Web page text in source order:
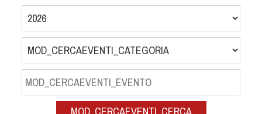
Federazione Trasparente
Assicurazione
Convenzioni
Società
Tesserati